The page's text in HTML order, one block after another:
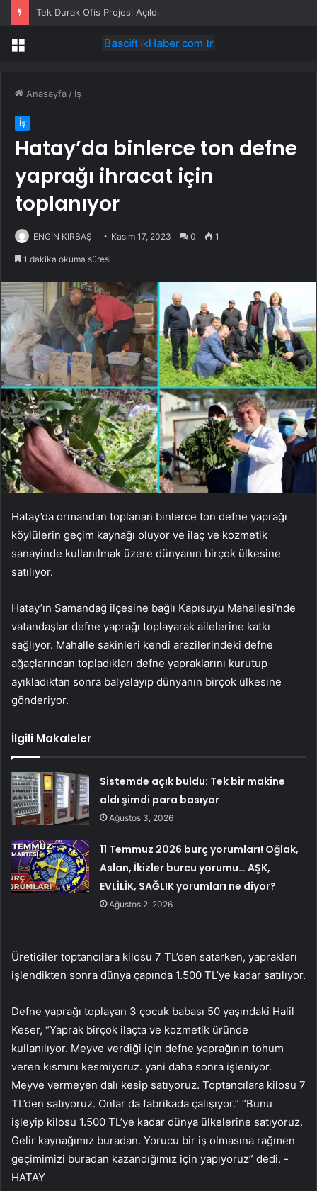
Tek Durak Ofis Projesi Açıldı
Menü
Anasayfa / İş
İş
Hatay’da binlerce ton defne
yaprağı ihracat için
toplanıyor
ENGİN KIRBAŞ Kasım 17, 2023 0 1
1 dakika okuma süresi
Hatay’da ormandan toplanan binlerce ton defne yaprağı
köylülerin geçim kaynağı oluyor ve ilaç ve kozmetik
sanayinde kullanılmak üzere dünyanın birçok ülkesine
satılıyor.
Hatay’ın Samandağ ilçesine bağlı Kapısuyu Mahallesi’nde
vatandaşlar defne yaprağı toplayarak ailelerine katkı
sağlıyor. Mahalle sakinleri kendi arazilerindeki defne
ağaçlarından topladıkları defne yapraklarını kurutup
ayıkladıktan sonra balyalayıp dünyanın birçok ülkesine
gönderiyor.
İlgili Makaleler
Sistemde açık buldu: Tek bir makine
aldı şimdi para basıyor
Ağustos 3, 2026
11 Temmuz 2026 burç yorumları! Oğlak,
Aslan, İkizler burcu yorumu… AŞK,
EVLİLİK, SAĞLIK yorumları ne diyor?
Ağustos 2, 2026
Üreticiler toptancılara kilosu 7 TL’den satarken, yaprakları
işlendikten sonra dünya çapında 1.500 TL’ye kadar satılıyor.
Defne yaprağı toplayan 3 çocuk babası 50 yaşındaki Halil
Keser, “Yaprak birçok ilaçta ve kozmetik üründe
kullanılıyor. Meyve verdiği için defne yaprağının tohum
veren kısmını kesmiyoruz. yani daha sonra işleniyor.
Meyve vermeyen dalı kesip satıyoruz. Toptancılara kilosu 7
TL’den satıyoruz. Onlar da fabrikada çalışıyor.” “Bunu
işleyip kilosu 1.500 TL’ye kadar dünya ülkelerine satıyoruz.
Gelir kaynağımız buradan. Yorucu bir iş olmasına rağmen
geçimimizi buradan kazandığımız için yapıyoruz” dedi. -
HATAY